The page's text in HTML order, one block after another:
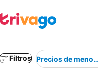
Filtros Precios de menor